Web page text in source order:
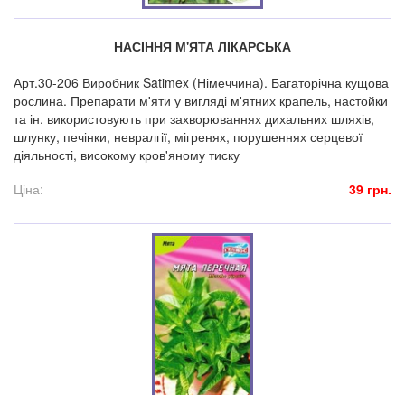
НАСІННЯ М'ЯТА ЛІКАРСЬКА
Арт.30-206 Виробник Satimex (Німеччина). Багаторічна кущова
рослина. Препарати м'яти у вигляді м'ятних крапель, настойки
та ін. використовують при захворюваннях дихальних шляхів,
шлунку, печінки, невралгії, мігренях, порушеннях серцевої
діяльності, високому кров'яному тиску
Ціна:
39 грн.